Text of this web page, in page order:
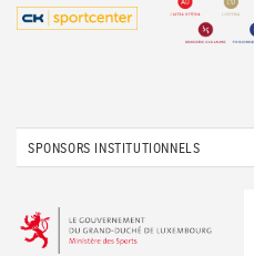
SPONSORS INSTITUTIONNELS